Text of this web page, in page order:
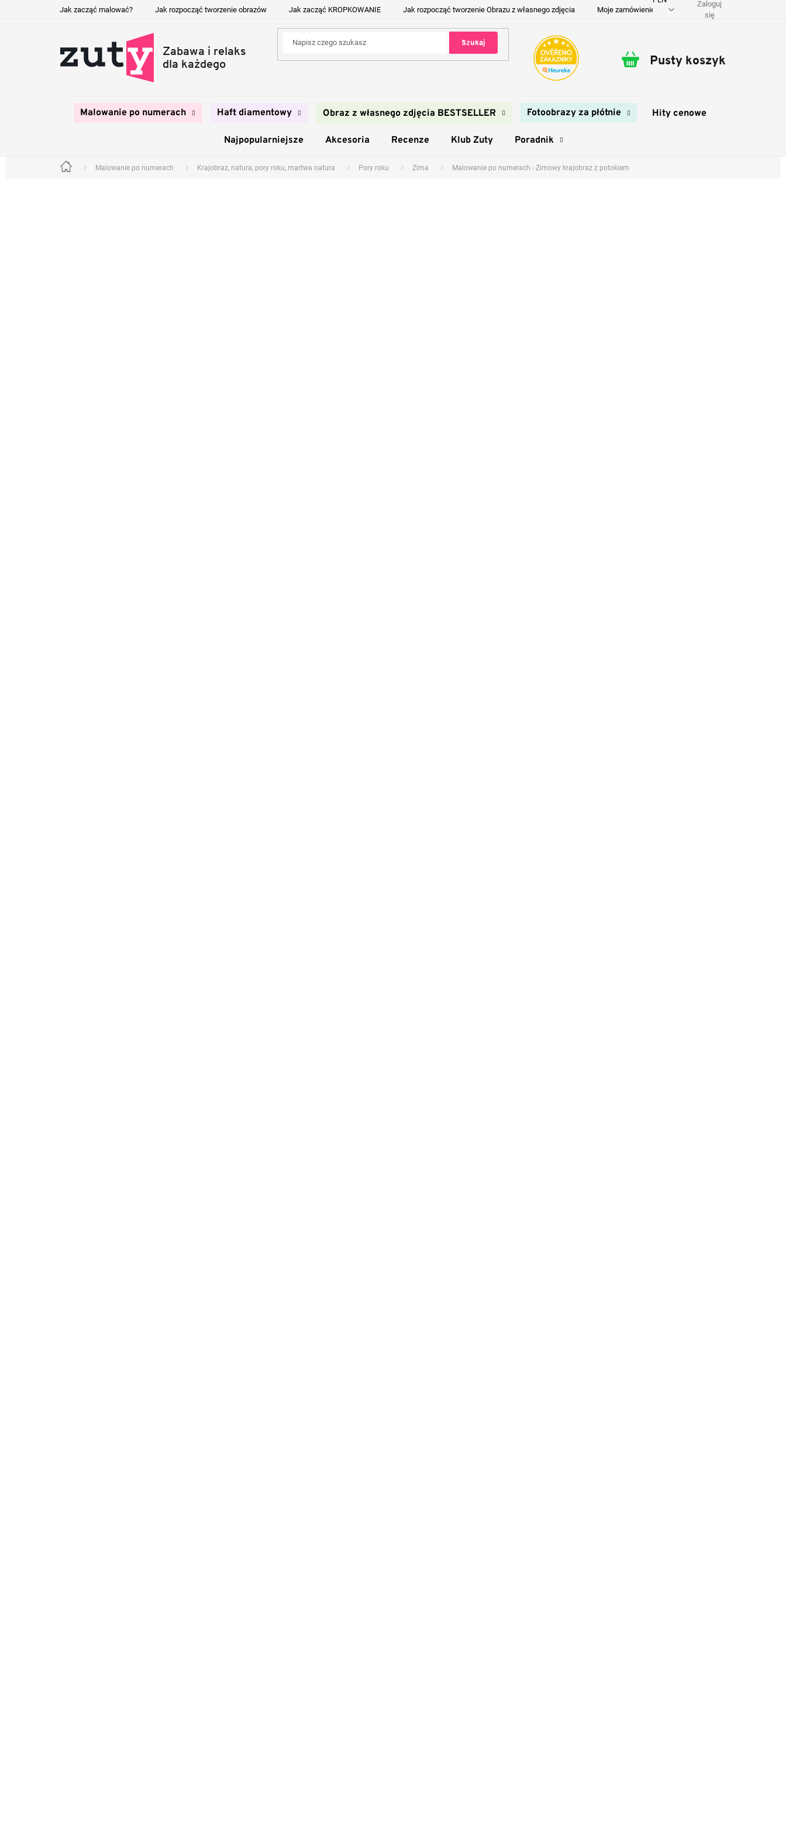
Jak zacząć malować? Jak rozpocząć tworzenie obrazów Jak zacząć KROPKOWANIE Jak rozpocząć tworzenie Obrazu z własnego zdjęcia Moje zamówienie Dostawa i płatność
Zaloguj
się
Szukaj
Koszyk
Pusty koszyk
Malowanie po numerach Haft diamentowy Obraz z własnego zdjęcia BESTSELLER Fotoobrazy za płótnie Hity cenowe
Najpopularniejsze Akcesoria Recenze Klub Zuty Poradnik
Home Malowanie po numerach Krajobraz, natura, pory roku, martwa natura Pory roku Zima Malowanie po numerach - Zimowy krajobraz z potokiem